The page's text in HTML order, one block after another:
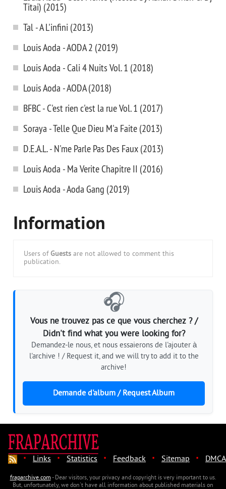
Titai) (2015)
Tal - A L'infini (2013)
Louis Aoda - AODA 2 (2019)
Louis Aoda - Cali 4 Nuits Vol. 1 (2018)
Louis Aoda - AODA (2018)
BFBC - C'est rien c'est la rue Vol. 1 (2017)
Soraya - Telle Que Dieu M'a Faite (2013)
D.E.A.L. - N'me Parle Pas Des Faux (2013)
Louis Aoda - Ma Verite Chapitre II (2016)
Louis Aoda - Aoda Gang (2019)
Information
Users of Guests are not allowed to comment this
publication.
🎧
Vous ne trouvez pas ce que vous cherchez ? /
Didn't find what you were looking for?
Demandez-le nous, et nous essaierons de l'ajouter à
l'archive ! / Request it, and we will try to add it to the
archive!
Demande d'album / Request Album
· Links · Statistics · Feedback · Sitemap · DMCA
fraparchive.com- Dear visitors, your privacy and copyright is very important to us.
But, unfortunately, we don't have all information about published materials on